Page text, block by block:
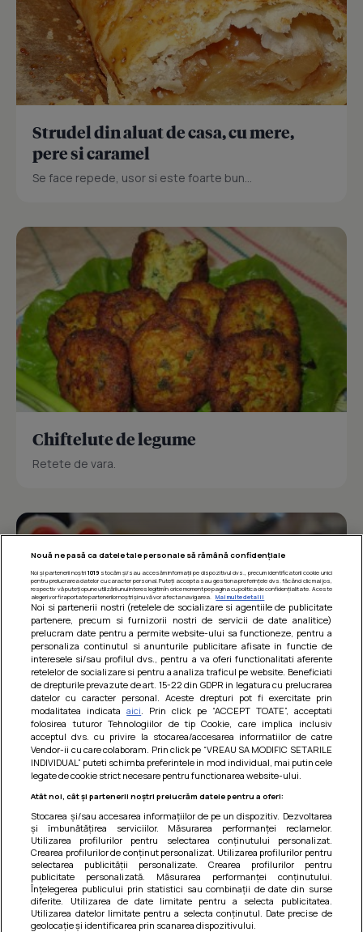
Strudel din aluat de casa, cu mere,
pere si caramel
Se face repede, usor si este foarte bun...
Chiftelute de legume
Retete de vara.
Barcute din vinete cu arpagic rosu
Un deliciu usor de preparat!
Nouă ne pasă ca datele tale personale să rămână confidențiale
Noi și partenerii noștri 1019stocăm și/sau accesăm informații pe dispozitivul dvs., precum identificatorii cookie unici
pentru prelucrarea datelor cu caracter personal. Puteți accepta sau gestiona preferințele dvs. făcând clic mai jos,
respectiv vă puteți opune utilizării unui interes legitim în orice moment pe pagina cu politica de confidențialitate. Aceste
alegeri vor fi raportate partenerilor noștri și nu vă vor afecta navigarea.
Mai multe detalii
Noi si partenerii nostri (retelele de socializare si agentiile de publicitate
partenere, precum si furnizorii nostri de servicii de date analitice)
prelucram date pentru a permite website-ului sa functioneze, pentru a
personaliza continutul si anunturile publicitare afisate in functie de
interesele si/sau profilul dvs., pentru a va oferi functionalitati aferente
retelelor de socializare si pentru a analiza traficul pe website. Beneficiati
de drepturile prevazute de art. 15-22 din GDPR in legatura cu prelucrarea
datelor cu caracter personal. Aceste drepturi pot fi exercitate prin
modalitatea indicataaici . Prin click pe “ACCEPT TOATE”, acceptati
folosirea tuturor Tehnologiilor de tip Cookie, care implica inclusiv
acceptul dvs. cu privire la stocarea/accesarea informatiilor de catre
Vendor-ii cu care colaboram. Prin click pe “VREAU SA MODIFIC SETARILE
INDIVIDUAL” puteti schimba preferintele in mod individual, mai putin cele
legate de cookie strict necesare pentru functionarea website-ului.
Atât noi, cât și partenerii noștri prelucrăm datele pentru a oferi:
Stocarea și/sau accesarea informațiilor de pe un dispozitiv. Dezvoltarea
și îmbunătățirea serviciilor. Măsurarea performanței reclamelor.
Utilizarea profilurilor pentru selectarea conținutului personalizat.
Crearea profilurilor de conținut personalizat. Utilizarea profilurilor pentru
selectarea publicității personalizate. Crearea profilurilor pentru
publicitate personalizată. Măsurarea performanței conținutului.
Înțelegerea publicului prin statistici sau combinații de date din surse
diferite. Utilizarea de date limitate pentru a selecta publicitatea.
Utilizarea datelor limitate pentru a selecta conținutul. Date precise de
geolocație și identificarea prin scanarea dispozitivului.